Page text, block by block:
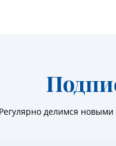
Регулярно делимся